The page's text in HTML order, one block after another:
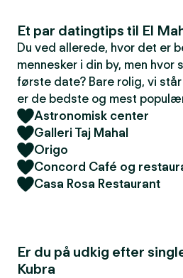
Et par datingtips til El
Du ved allerede, hvor det er
mennesker i din by, men hvor
første date? Bare rolig, vi
er de bedste og mest
Astronomisk center
Galleri Taj Mahal
Origo
Concord Café og
Casa Rosa Restaurant
Er du på udkig efter
Kubra